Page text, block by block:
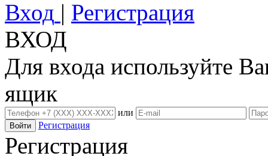
Вход | Регистрация
ВХОД
Для входа используйте
ящик
или
Регистрация
Регистрация